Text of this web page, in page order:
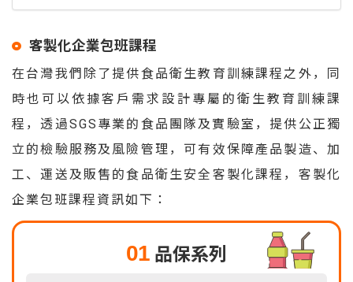
客製化企業包班課程
在台灣我們除了提供食品衛生教育訓練課程之外，同
時也可以依據客戶需求設計專屬的衛生教育訓練課
程，透過SGS專業的食品團隊及實驗室，提供公正獨
立的檢驗服務及風險管理，可有效保障產品製造、加
工、運送及販售的食品衛生安全客製化課程，客製化
企業包班課程資訊如下：
01 品保系列